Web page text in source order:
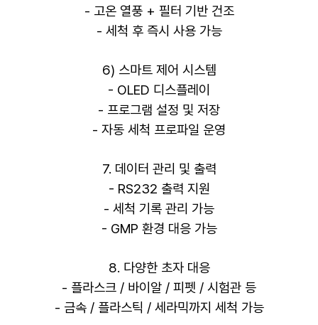
- 고온 열풍 + 필터 기반 건조
- 세척 후 즉시 사용 가능
6) 스마트 제어 시스템
- OLED 디스플레이
- 프로그램 설정 및 저장
- 자동 세척 프로파일 운영
7. 데이터 관리 및 출력
- RS232 출력 지원
- 세척 기록 관리 가능
- GMP 환경 대응 가능
8. 다양한 초자 대응
- 플라스크 / 바이알 / 피펫 / 시험관 등
- 금속 / 플라스틱 / 세라믹까지 세척 가능